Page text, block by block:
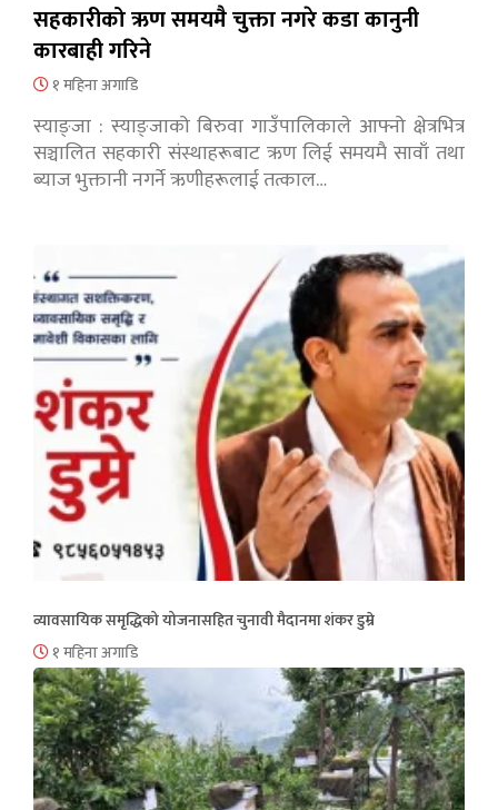
सहकारीको ऋण समयमै चुक्ता नगरे कडा कानुनी
कारबाही गरिने
१ महिना अगाडि
स्याङ्जा : स्याङ्जाको बिरुवा गाउँपालिकाले आफ्नो क्षेत्रभित्र
सञ्चालित सहकारी संस्थाहरूबाट ऋण लिई समयमै सावाँ तथा
ब्याज भुक्तानी नगर्ने ऋणीहरूलाई तत्काल…
व्यावसायिक समृद्धिको योजनासहित चुनावी मैदानमा शंकर डुम्रे
१ महिना अगाडि